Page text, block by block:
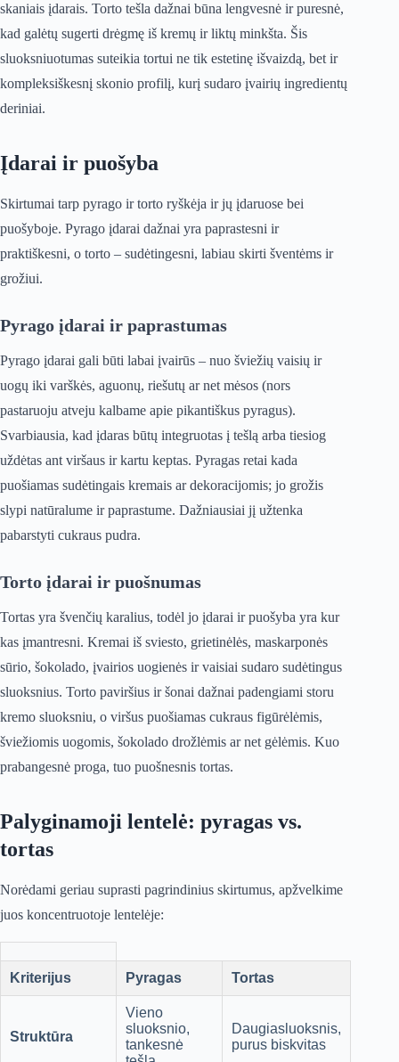
skaniais įdarais. Torto tešla dažnai būna lengvesnė ir puresnė,
kad galėtų sugerti drėgmę iš kremų ir liktų minkšta. Šis
sluoksniuotumas suteikia tortui ne tik estetinę išvaizdą, bet ir
kompleksiškesnį skonio profilį, kurį sudaro įvairių ingredientų
deriniai.
Įdarai ir puošyba
Skirtumai tarp pyrago ir torto ryškėja ir jų įdaruose bei
puošyboje. Pyrago įdarai dažnai yra paprastesni ir
praktiškesni, o torto – sudėtingesni, labiau skirti šventėms ir
grožiui.
Pyrago įdarai ir paprastumas
Pyrago įdarai gali būti labai įvairūs – nuo šviežių vaisių ir
uogų iki varškės, aguonų, riešutų ar net mėsos (nors
pastaruoju atveju kalbame apie pikantiškus pyragus).
Svarbiausia, kad įdaras būtų integruotas į tešlą arba tiesiog
uždėtas ant viršaus ir kartu keptas. Pyragas retai kada
puošiamas sudėtingais kremais ar dekoracijomis; jo grožis
slypi natūralume ir paprastume. Dažniausiai jį užtenka
pabarstyti cukraus pudra.
Torto įdarai ir puošnumas
Tortas yra švenčių karalius, todėl jo įdarai ir puošyba yra kur
kas įmantresni. Kremai iš sviesto, grietinėlės, maskarponės
sūrio, šokolado, įvairios uogienės ir vaisiai sudaro sudėtingus
sluoksnius. Torto paviršius ir šonai dažnai padengiami storu
kremo sluoksniu, o viršus puošiamas cukraus figūrėlėmis,
šviežiomis uogomis, šokolado drožlėmis ar net gėlėmis. Kuo
prabangesnė proga, tuo puošnesnis tortas.
Palyginamoji lentelė: pyragas vs.
tortas
Norėdami geriau suprasti pagrindinius skirtumus, apžvelkime
juos koncentruotoje lentelėje:
Kriterijus Pyragas Tortas
Struktūra
Vieno
sluoksnio,
tankesnė
Daugiasluoksnis,
purus biskvitas